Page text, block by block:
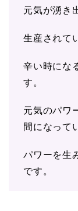
元気が湧き
生産されて
辛い時にな
す。
元気のパワ
間になって
パワーを生
です。